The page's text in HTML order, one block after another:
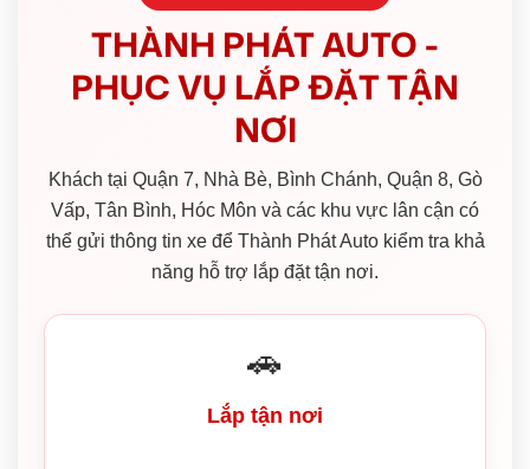
THÀNH PHÁT AUTO -
PHỤC VỤ LẮP ĐẶT TẬN
NƠI
Khách tại Quận 7, Nhà Bè, Bình Chánh, Quận 8, Gò
Vấp, Tân Bình, Hóc Môn và các khu vực lân cận có
thể gửi thông tin xe để Thành Phát Auto kiểm tra khả
năng hỗ trợ lắp đặt tận nơi.
🚗
Lắp tận nơi